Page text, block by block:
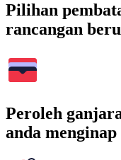
Pilihan
rancangan
Peroleh
anda menginap